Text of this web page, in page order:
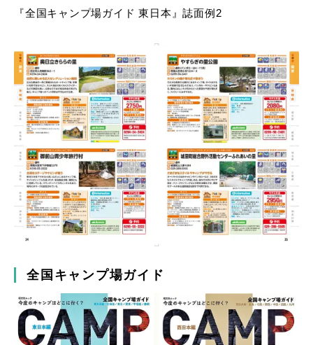
『全国キャンプ場ガイド 東日本』誌面例2
全国キャンプ場ガイド